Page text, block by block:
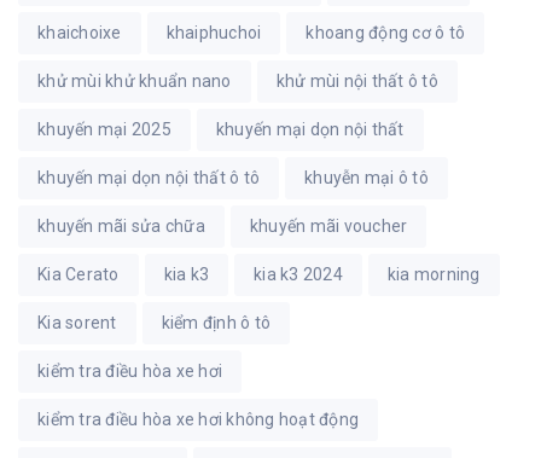
khaichoixe khaiphuchoi khoang động cơ ô tô
khử mùi khử khuẩn nano khử mùi nội thất ô tô
khuyến mại 2025 khuyến mại dọn nội thất
khuyến mại dọn nội thất ô tô khuyễn mại ô tô
khuyến mãi sửa chữa khuyến mãi voucher
Kia Cerato kia k3 kia k3 2024 kia morning
Kia sorent kiểm định ô tô
kiểm tra điều hòa xe hơi
kiểm tra điều hòa xe hơi không hoạt động